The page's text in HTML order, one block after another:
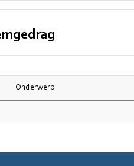
Onderwerp